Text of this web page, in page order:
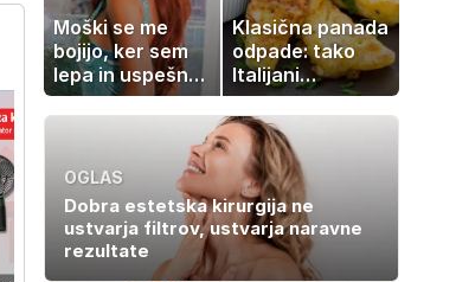
Moški se me
bojijo, ker sem
lepa in uspešna:
Misica razkrila,
zakaj je še
Klasična panada
odpade: tako
Italijani
pripravijo
slastne ocvrte
bučke
OGLAS
Dobra estetska kirurgija ne
ustvarja filtrov, ustvarja naravne
rezultate